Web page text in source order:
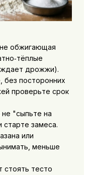
обжигающая
дрожжи).
без посторонних
проверьте срок
"сыпьте на
замеса.
или
меньше
стоять тесто